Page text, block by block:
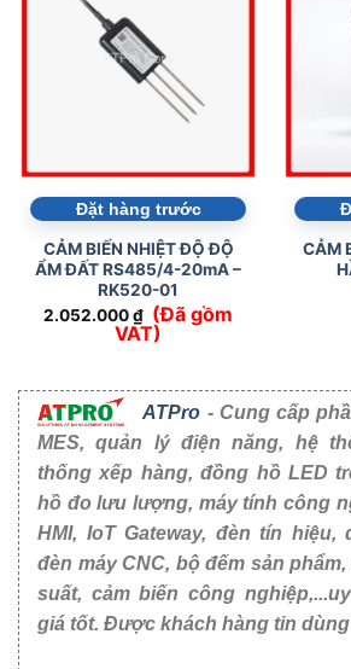
Đặt hàng trước
CẢM BIẾN NHIỆT ĐỘ ĐỘ
ẨM ĐẤT RS485/4-20mA –
RK520-01
2.052.000₫ (Đã gồm
VAT)
CẢM
ATPro - Cung cấp
MES, quản lý điện năng, hệ
thống xếp hàng, đồng hồ LED
hồ đo lưu lượng, máy tính công
HMI, IoT Gateway, đèn tín hiệu,
đèn máy CNC, bộ đếm sản
suất, cảm biến công
giá tốt. Được khách hàng tin dùng